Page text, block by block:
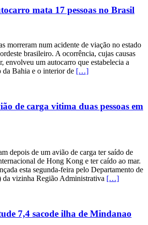
mata 17 pessoas no Brasil
morreram num acidente de viação no estado
brasileiro. A ocorrência, cujas causas
envolveu um autocarro que estabelecia a
da Bahia e o interior de […]
de carga vitima duas pessoas em
depois de um avião de carga ter saído de
de Hong Kong e ter caído ao mar.
esta segunda-feira pelo Departamento de
vizinha Região Administrativa […]
7,4 sacode ilha de Mindanao